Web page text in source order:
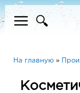
На главную»